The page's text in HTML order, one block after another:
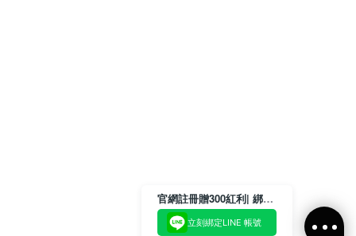
官網註冊贈300紅利| 綁定LINE再領取專屬優惠
立刻綁定LINE 帳號